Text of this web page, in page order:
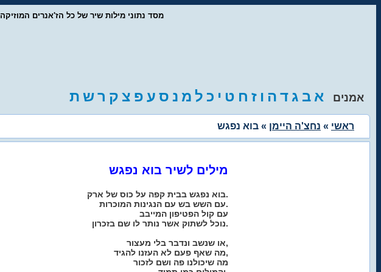
- מסד נתוני מילות שיר של כל הז'אנרים המוזיקה
אמנים א ב ג ד ה ו ז ח ט י כ ל מ נ ס ע פ צ ק רש ת
ראשי » נחצ'ה היימן » בוא נפגש
מילים לשיר בוא נפגש
בוא נפגש בבית קפה על כוס של ארק.
עם השש בש עם הנגינות המוכרות.
עם קול הפטיפון המייבב
נוכל לשתוק אשר נותר לו שם בזכרון.
או שנשב ונדבר בלי מעצור,
מה שאף פעם לא העזנו להגיד,
מה שיכולנו פה ושם לזכור